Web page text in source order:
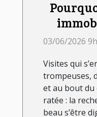
03/06/2026 9h
Visites qui
trompeuses,
et au bout
ratée : la
beau s’être